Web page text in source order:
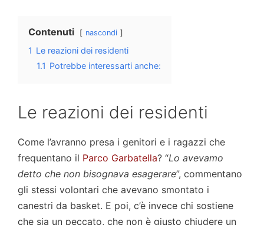
Contenuti nascondi
1 Le reazioni dei residenti
1.1 Potrebbe interessarti anche:
Le reazioni dei residenti
Come l’avranno presa i genitori e i ragazzi che
frequentano il Parco Garbatella? “Lo avevamo
detto che non bisognava esagerare”, commentano
gli stessi volontari che avevano smontato i
canestri da basket. E poi, c’è invece chi sostiene
che sia un peccato, che non è giusto chiudere un